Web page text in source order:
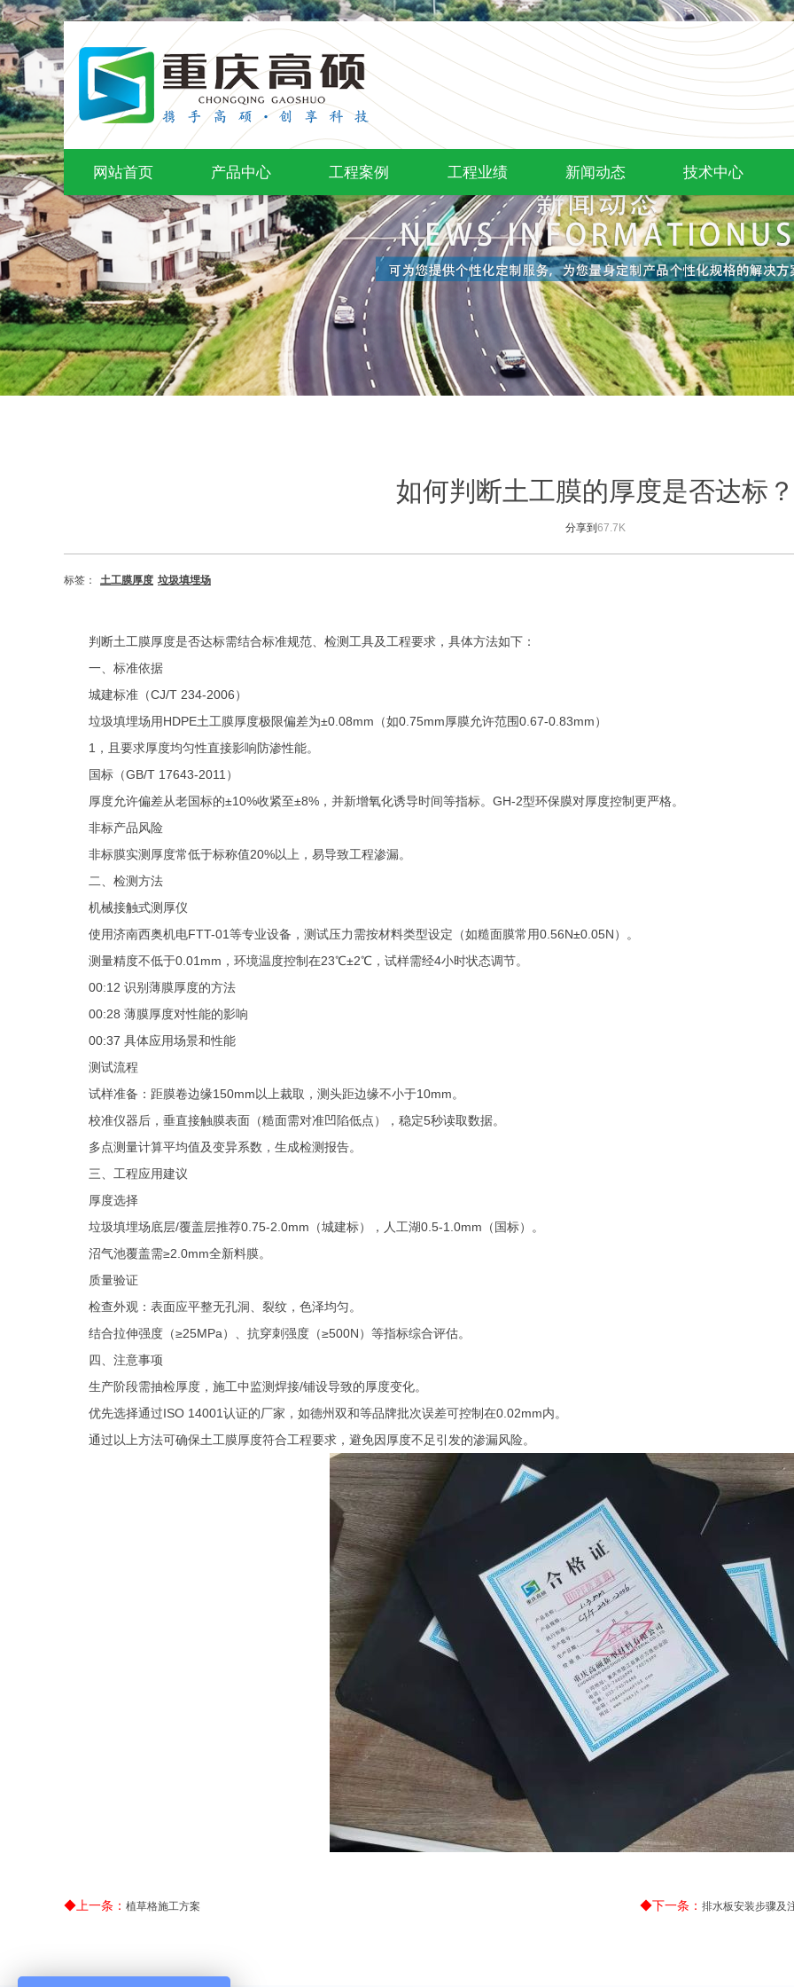
网站首页 产品中心 工程案例 工程业绩 新闻动态 技术中心
如何判断土工膜的厚度是否达标？
分享到 67.7K
标签： 土工膜厚度 垃圾填埋场
判断土工膜厚度是否达标需结合标准规范、检测工具及工程要求，具体方法如下：
一、标准依据
‌城建标准（CJ/T 234-2006）‌
垃圾填埋场用HDPE土工膜厚度极限偏差为±0.08mm （如0.75mm厚膜允许范围0.67-0.83mm）‌
1 ，且要求厚度均匀性直接影响防渗性能‌。
‌国标（GB/T 17643-2011）‌
厚度允许偏差从老国标的±10%收紧至±8% ，并新增氧化诱导时间等指标‌。 GH-2型环保膜对厚度控制更严格‌。
‌非标产品风险‌
非标膜实测厚度常低于标称值20%以上，易导致工程渗漏‌。
二、检测方法
‌机械接触式测厚仪‌
使用济南西奥机电FTT-01等专业设备，测试压力需按材料类型设定（如糙面膜常用0.56N±0.05N）‌。
测量精度不低于0.01mm ，环境温度控制在23℃±2℃，试样需经4小时状态调节‌。
00:12 识别薄膜厚度的方法
00:28 薄膜厚度对性能的影响
00:37 具体应用场景和性能
‌测试流程‌
试样准备：距膜卷边缘150mm以上裁取，测头距边缘不小于10mm‌。
校准仪器后，垂直接触膜表面（糙面需对准凹陷低点），稳定5秒读取数据‌。
多点测量计算平均值及变异系数，生成检测报告‌。
三、工程应用建议
‌厚度选择‌
垃圾填埋场底层/覆盖层推荐0.75-2.0mm （城建标）‌，人工湖0.5-1.0mm （国标）‌。
沼气池覆盖需≥2.0mm全新料膜‌。
‌质量验证‌
检查外观：表面应平整无孔洞、裂纹，色泽均匀‌。
结合拉伸强度（≥25MPa）、抗穿刺强度（≥500N）等指标综合评估‌。
四、注意事项
生产阶段需抽检厚度，施工中监测焊接/铺设导致的厚度变化‌。
优先选择通过ISO 14001认证的厂家，如德州双和等品牌批次误差可控制在0.02mm内‌。
通过以上方法可确保土工膜厚度符合工程要求，避免因厚度不足引发的渗漏风险‌。
◆上一条： 植草格施工方案 ◆下一条： 排水板安装步骤及